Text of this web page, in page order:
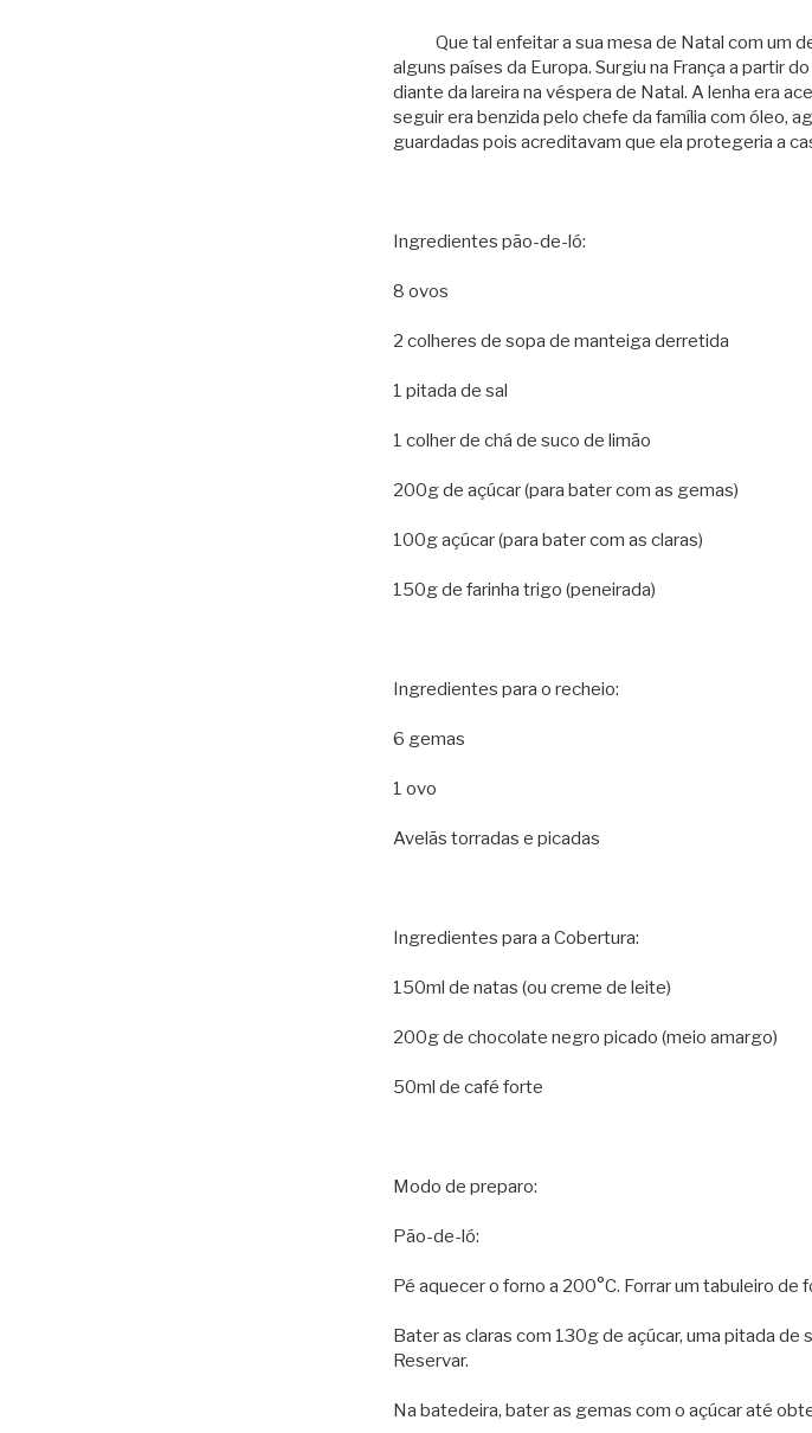
Que tal enfeitar a sua mesa de Natal com um
alguns países da Europa. Surgiu na França a partir
diante da lareira na véspera de Natal. A lenha era
seguir era benzida pelo chefe da família com óleo,
guardadas pois acreditavam que ela protegeria a
Ingredientes pão-de-ló:
8 ovos
2 colheres de sopa de manteiga derretida
1 pitada de sal
1 colher de chá de suco de limão
200g de açúcar (para bater com as gemas)
100g açúcar (para bater com as claras)
150g de farinha trigo (peneirada)
Ingredientes para o recheio:
6 gemas
1 ovo
Avelãs torradas e picadas
Ingredientes para a Cobertura:
150ml de natas (ou creme de leite)
200g de chocolate negro picado (meio amargo)
50ml de café forte
Modo de preparo:
Pão-de-ló:
Pé aquecer o forno a 200°C. Forrar um tabuleiro de
Bater as claras com 130g de açúcar, uma pitada
Reservar.
Na batedeira, bater as gemas com o açúcar até